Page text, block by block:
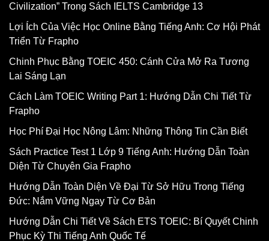
Civilization” Trong Sách IELTS Cambridge 13
Lợi Ích Của Việc Học Online Bằng Tiếng Anh: Cơ Hội Phát
Triển Từ Frapho
Chinh Phục Bằng TOEIC 450: Cánh Cửa Mở Ra Tương
Lai Sáng Lạn
Cách Làm TOEIC Writing Part 1: Hướng Dẫn Chi Tiết Từ
Frapho
Học Phí Đại Học Nông Lâm: Những Thông Tin Cần Biết
Sách Practice Test 1 Lớp 9 Tiếng Anh: Hướng Dẫn Toàn
Diện Từ Chuyên Gia Frapho
Hướng Dẫn Toàn Diện Về Đại Từ Sở Hữu Trong Tiếng
Đức: Nắm Vững Ngay Từ Cơ Bản
Hướng Dẫn Chi Tiết Về Sách ETS TOEIC: Bí Quyết Chinh
Phục Kỳ Thi Tiếng Anh Quốc Tế